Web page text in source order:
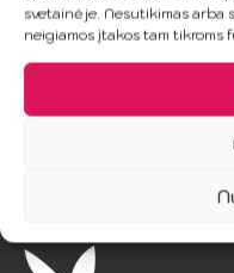
svetainėje. Nesutikimas arba
neigiamos įtakos tam tikroms